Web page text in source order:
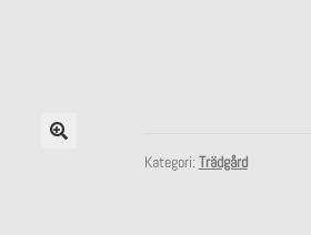
Kategori: Trädgård